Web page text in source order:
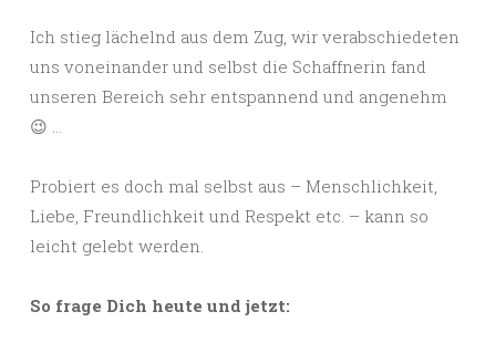
Ich stieg lächelnd aus dem Zug, wir verabschiedeten
uns voneinander und selbst die Schaffnerin fand
unseren Bereich sehr entspannend und angenehm
😉 …
Probiert es doch mal selbst aus – Menschlichkeit,
Liebe, Freundlichkeit und Respekt etc. – kann so
leicht gelebt werden.
So frage Dich heute und jetzt: